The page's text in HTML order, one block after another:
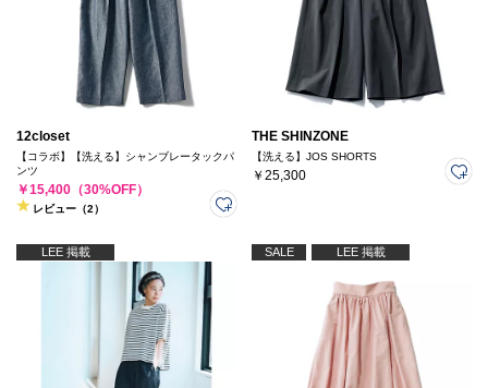
12closet
【コラボ】【洗える】シャンブレータックパ
ンツ
￥15,400（30%OFF）
レビュー（2）
THE SHINZONE
【洗える】JOS SHORTS
￥25,300
LEE 掲載 SALE LEE 掲載